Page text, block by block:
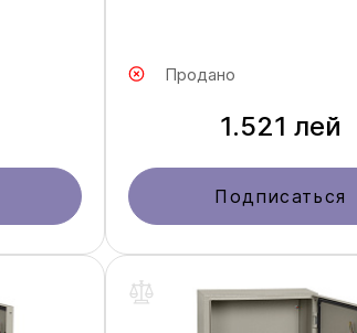
Продано
1.521 лей
Подписаться